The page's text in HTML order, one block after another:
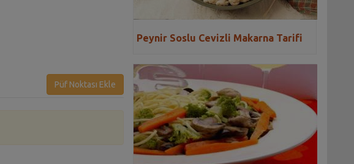
Püf Noktası Ekle
Peynir Soslu Cevizli Makarna Tarifi